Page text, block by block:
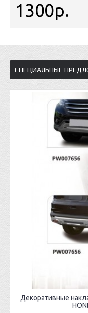
1300р.
СПЕЦИАЛЬНЫЕ
Декоративные